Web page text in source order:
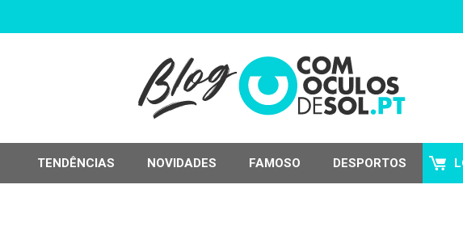
TENDÊNCIAS NOVIDADES FAMOSO DESPORTOS